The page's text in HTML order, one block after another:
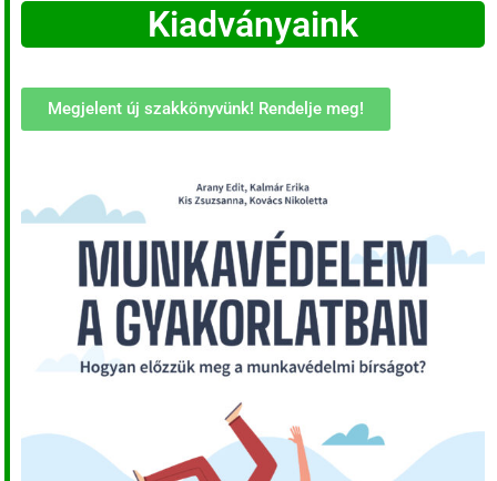
Kiadványaink
Megjelent új szakkönyvünk! Rendelje meg!